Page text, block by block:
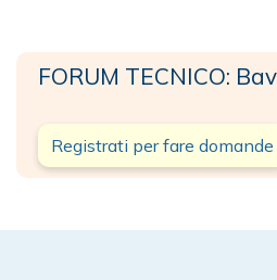
FORUM TECNICO:
Registrati per fare domande